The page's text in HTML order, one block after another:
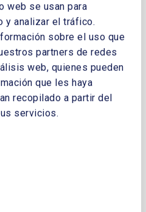
web se usan para
y analizar el tráfico.
sobre el uso que
partners de redes
web, quienes pueden
que les haya
recopilado a partir del
servicios.
Postgrado